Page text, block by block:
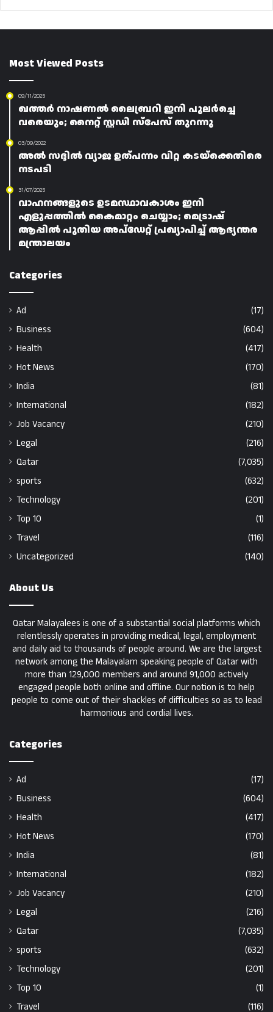
Most Viewed Posts
09/11/2025
ഖത്തർ നാഷണൽ ലൈബ്രറി ഇനി പുലർച്ചെ
വരെയും; നൈറ്റ് സ്റ്റഡി സ്‌പേസ് തുറന്നു
03/09/2022
അൽ സദ്ദിൽ വ്യാജ ഉത്പന്നം വിറ്റ കടയ്ക്കെതിരെ
നടപടി
31/07/2025
വാഹനങ്ങളുടെ ഉടമസ്ഥാവകാശം ഇനി
എളുപ്പത്തിൽ കൈമാറ്റം ചെയ്യാം; മെട്രാഷ്
ആപ്പിൽ പുതിയ അപ്‌ഡേറ്റ് പ്രഖ്യാപിച്ച് ആഭ്യന്തര
മന്ത്രാലയം
Categories
Ad
(17)
Business
(604)
Health
(417)
Hot News
(170)
India
(81)
International
(182)
Job Vacancy
(210)
Legal
(216)
Qatar
(7,035)
sports
(632)
Technology
(201)
Top 10
(1)
Travel
(116)
Uncategorized
(140)
About Us
Qatar Malayalees is one of a substantial social platforms which
relentlessly operates in providing medical, legal, employment
and daily aid to thousands of people around. We are the largest
network among the Malayalam speaking people of Qatar with
more than 129,000 members and around 91,000 actively
engaged people both online and offline. Our notion is to help
people to come out of their shackles of difficulties so as to lead
harmonious and cordial lives.
Categories
Ad
(17)
Business
(604)
Health
(417)
Hot News
(170)
India
(81)
International
(182)
Job Vacancy
(210)
Legal
(216)
Qatar
(7,035)
sports
(632)
Technology
(201)
Top 10
(1)
Travel
(116)